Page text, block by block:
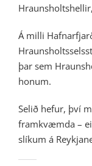
Á milli
þar sem
honum.
Selið hefur, því
framkvæmda –
slíkum á